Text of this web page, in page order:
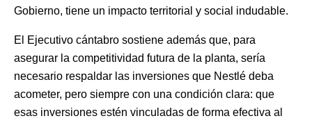
Gobierno, tiene un impacto territorial y social indudable.
El Ejecutivo cántabro sostiene además que, para
asegurar la competitividad futura de la planta, sería
necesario respaldar las inversiones que Nestlé deba
acometer, pero siempre con una condición clara: que
esas inversiones estén vinculadas de forma efectiva al